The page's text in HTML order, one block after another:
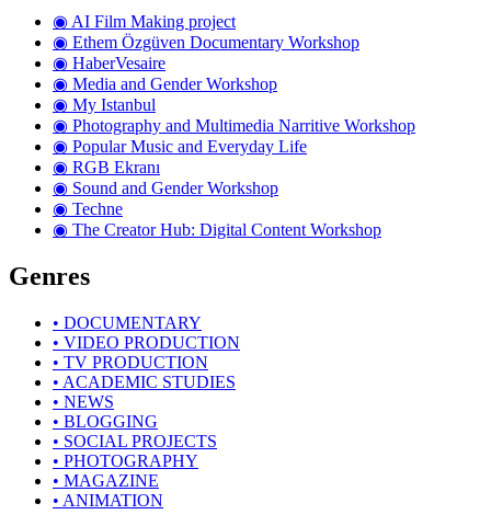
◉ AI Film Making project
◉ Ethem Özgüven Documentary Workshop
◉ HaberVesaire
◉ Media and Gender Workshop
◉ My Istanbul
◉ Photography and Multimedia Narritive Workshop
◉ Popular Music and Everyday Life
◉ RGB Ekranı
◉ Sound and Gender Workshop
◉ Techne
◉ The Creator Hub: Digital Content Workshop
Genres
• DOCUMENTARY
• VIDEO PRODUCTION
• TV PRODUCTION
• ACADEMIC STUDIES
• NEWS
• BLOGGING
• SOCIAL PROJECTS
• PHOTOGRAPHY
• MAGAZINE
• ANIMATION